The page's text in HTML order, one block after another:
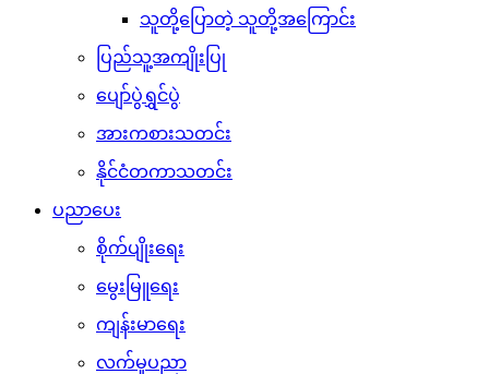
သူတို့ပြောတဲ့ သူတို့အကြောင်း
ပြည်သူ့အကျိုးပြု
ပျော်ပွဲရွှင်ပွဲ
အားကစားသတင်း
နိုင်ငံတကာသတင်း
ပညာပေး
စိုက်ပျိုးရေး
မွေးမြူရေး
ကျန်းမာရေး
လက်မှုပညာ